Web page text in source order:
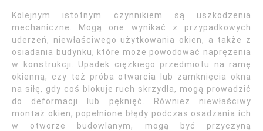
Kolejnym istotnym czynnikiem są uszkodzenia
mechaniczne. Mogą one wynikać z przypadkowych
uderzeń, niewłaściwego użytkowania okien, a także z
osiadania budynku, które może powodować naprężenia
w konstrukcji. Upadek ciężkiego przedmiotu na ramę
okienną, czy też próba otwarcia lub zamknięcia okna
na siłę, gdy coś blokuje ruch skrzydła, mogą prowadzić
do deformacji lub pęknięć. Również niewłaściwy
montaż okien, popełnione błędy podczas osadzania ich
w otworze budowlanym, mogą być przyczyną